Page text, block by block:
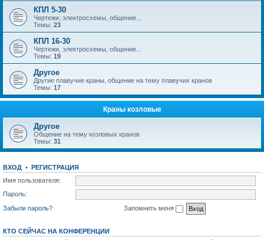
КПЛ 5-30
Чертежи, электросхемы, общение...
Темы: 23
КПЛ 16-30
Чертежи, электросхемы, общение...
Темы: 19
Другое
Другие плавучие краны, общение на тему плавучих кранов
Темы: 17
Краны козловые
Другое
Общение на тему козловых кранов
Темы: 31
ВХОД • РЕГИСТРАЦИЯ
Имя пользователя:
Пароль:
Забыли пароль?
Запомнить меня
КТО СЕЙЧАС НА КОНФЕРЕНЦИИ